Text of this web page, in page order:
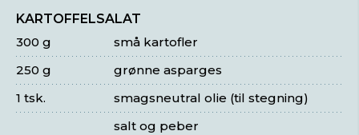
KARTOFFELSALAT
små kartofler
300 g
grønne asparges
250 g
smagsneutral olie (til stegning)
1 tsk.
salt og peber